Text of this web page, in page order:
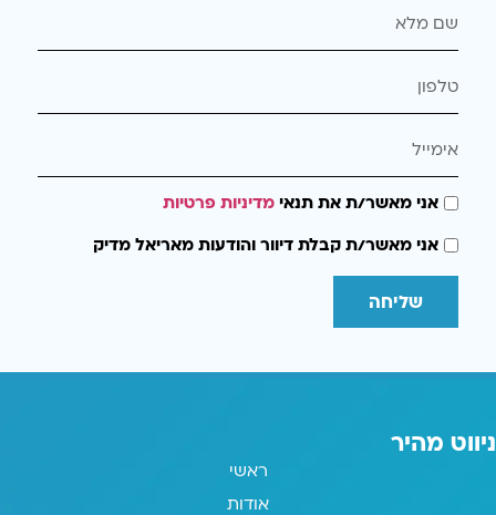
אני מאשר/ת את תנאימדיניות פרטיות
אני מאשר/ת קבלת דיוור והודעות מאריאל מדיק
שליחה
ניווט מהיר
ראשי
אודות